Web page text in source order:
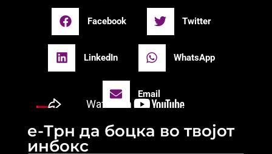
Facebook Twitter
LinkedIn WhatsApp
Email
е-Трн да боцка во твојот
инбокс